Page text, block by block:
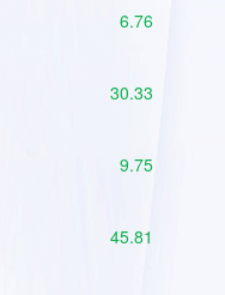
6.76
30.33
9.75
45.81